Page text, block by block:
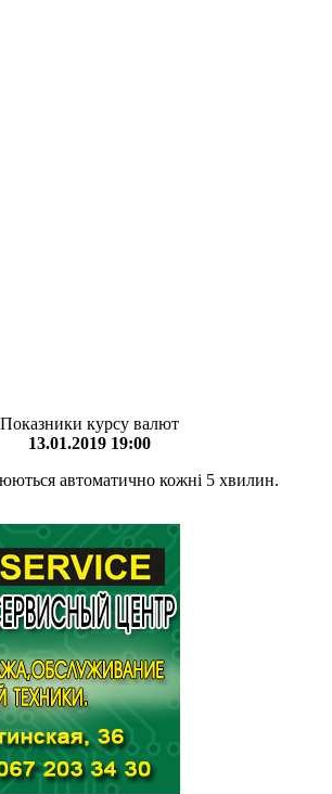
Показники курсу валют
13.01.2019 19:00
автоматично кожні 5 хвилин.